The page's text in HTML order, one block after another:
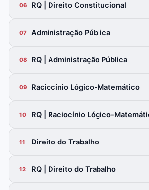
06 RQ | Direito Constitucional
07 Administração Pública
08 RQ | Administração Pública
09 Raciocínio Lógico-Matemático
10 RQ | Raciocínio Lógico-
11 Direito do Trabalho
12 RQ | Direito do Trabalho